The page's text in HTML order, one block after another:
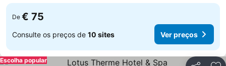
De € 75
Consulte os preços de 10 sites Ver preços
Escolha popular